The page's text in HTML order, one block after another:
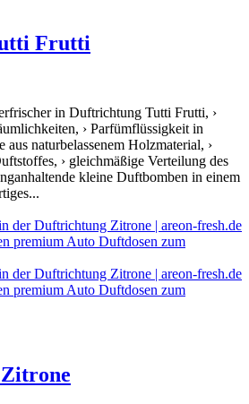
Frutti
in Duftrichtung Tutti Frutti, ›
› Parfümflüssigkeit in
aus naturbelassenem Holzmaterial, ›
› gleichmäßige Verteilung des
kleine Duftbomben in einem